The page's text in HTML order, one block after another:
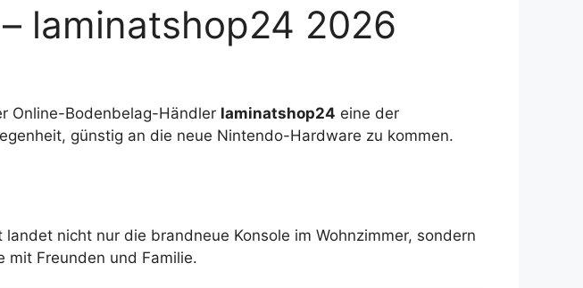
laminatshop24 2026
Online-Bodenbelag-Händler laminatshop24 eine der
günstig an die neue Nintendo-Hardware zu kommen.
landet nicht nur die brandneue Konsole im Wohnzimmer, sondern
mit Freunden und Familie.